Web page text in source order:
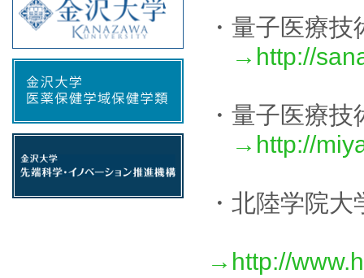
・量子医療
→http://
・量子医療
→http://
・北陸学院大
→http://